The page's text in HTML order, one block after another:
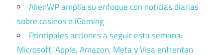
AlienWP amplía su enfoque con noticias diarias
sobre casinos e iGaming
Principales acciones a seguir esta semana:
Microsoft, Apple, Amazon, Meta y Visa enfrentan